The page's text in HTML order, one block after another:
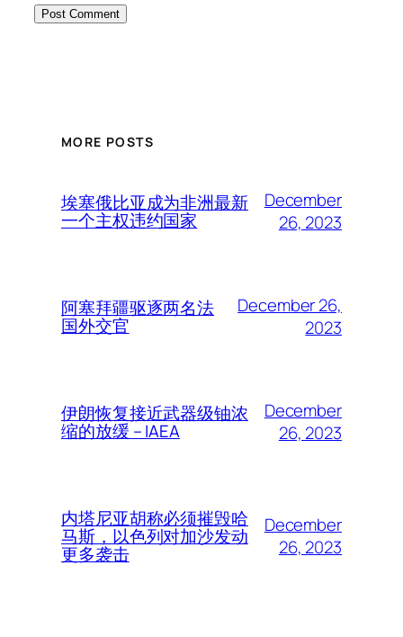
MORE POSTS
埃塞俄比亚成为非洲最新
一个主权违约国家
December
26, 2023
阿塞拜疆驱逐两名法
国外交官
December 26,
2023
伊朗恢复接近武器级铀浓
缩的放缓 – IAEA
December
26, 2023
内塔尼亚胡称必须摧毁哈
马斯，以色列对加沙发动
更多袭击
December
26, 2023